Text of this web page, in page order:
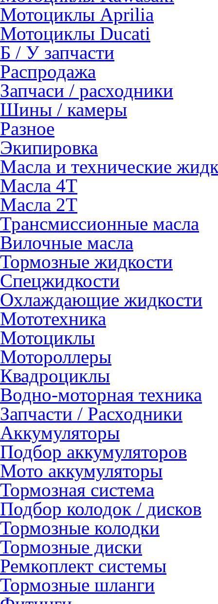
Мотоциклы Aprilia
Мотоциклы Ducati
Б / У запчасти
Распродажа
Запчаси / расходники
Шины / камеры
Разное
Экипировка
Масла и технические
Масла 4Т
Масла 2Т
Трансмиссионные масла
Вилочные масла
Тормозные жидкости
Спецжидкости
Охлаждающие жидкости
Мототехника
Мотоциклы
Мотороллеры
Квадроциклы
Водно-моторная техника
Запчасти / Расходники
Аккумуляторы
Подбор аккумуляторов
Мото аккумуляторы
Тормозная система
Подбор колодок / дисков
Тормозные колодки
Тормозные диски
Ремкоплект системы
Тормозные шланги